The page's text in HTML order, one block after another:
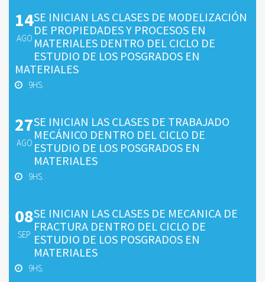
14
AGO
SE INICIAN LAS CLASES DE MODELIZACIÓN
DE PROPIEDADES Y PROCESOS EN
MATERIALES DENTRO DEL CICLO DE
ESTUDIO DE LOS POSGRADOS EN
MATERIALES
9HS.
27
AGO
SE INICIAN LAS CLASES DE TRABAJADO
MECÁNICO DENTRO DEL CICLO DE
ESTUDIO DE LOS POSGRADOS EN
MATERIALES
9HS.
08
SEP
SE INICIAN LAS CLASES DE MECANICA DE
FRACTURA DENTRO DEL CICLO DE
ESTUDIO DE LOS POSGRADOS EN
MATERIALES
9HS.